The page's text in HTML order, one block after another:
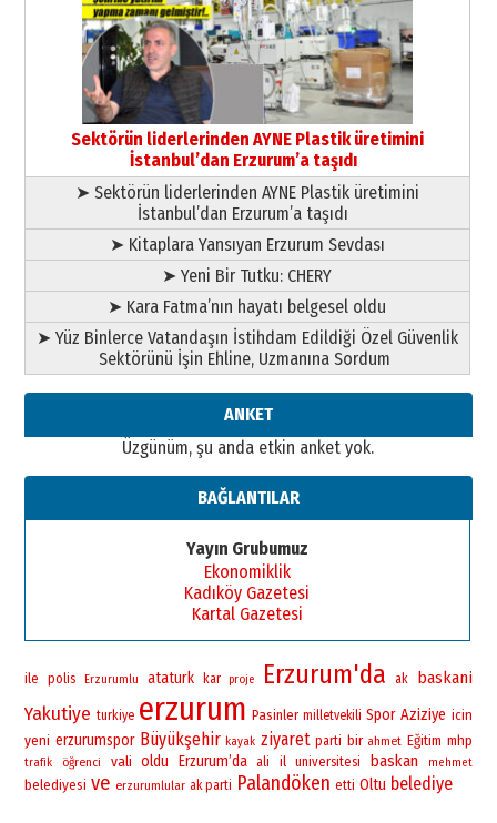
gönül adamı Faruk Terzioğlu!
13 Mayıs 2026 Çarşamba
Esat BİNDESEN
TRT’NİN BÖLGEYE AÇILAN SESİ
09 Ağustos 2026 Pazar
Sektörün liderlerinden AYNE Plastik üretimini
İstanbul’dan Erzurum’a taşıdı
➤ Sektörün liderlerinden AYNE Plastik üretimini
İstanbul’dan Erzurum’a taşıdı
➤ Kitaplara Yansıyan Erzurum Sevdası
➤ Yeni Bir Tutku: CHERY
➤ Kara Fatma’nın hayatı belgesel oldu
➤ Yüz Binlerce Vatandaşın İstihdam Edildiği Özel Güvenlik
Sektörünü İşin Ehline, Uzmanına Sordum
ANKET
Üzgünüm, şu anda etkin anket yok.
BAĞLANTILAR
Yayın Grubumuz
Ekonomiklik
Kadıköy Gazetesi
Kartal Gazetesi
ile polis Erzurumlu ataturk kar proje Erzurum'da ak baskani
Yakutiye turkiye erzurum Pasinler milletvekili Spor Aziziye icin
yeni erzurumspor Büyükşehir kayak ziyaret parti bir ahmet Eğitim mhp
trafik öğrenci vali oldu Erzurum’da ali il universitesi baskan mehmet
belediyesi ve erzurumlular ak parti Palandöken etti Oltu belediye